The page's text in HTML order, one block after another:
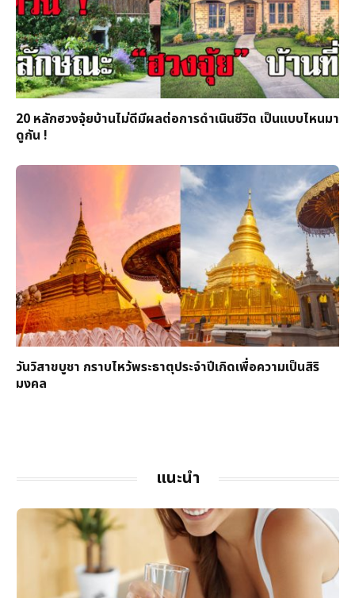
20 หลักฮวงจุ้ยบ้านไม่ดีมีผลต่อการดำเนินชีวิต เป็นแบบไหนมา
ดูกัน !
วันวิสาขบูชา กราบไหว้พระธาตุประจำปีเกิดเพื่อความเป็นสิริ
มงคล
แนะนำ